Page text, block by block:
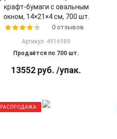
крафт-бумаги с овальным
окном, 14×21×4 cм, 700 шт.
0 отзывов
Артикул: 4916989
Продаётся по 700 шт.
13552 руб. /упак.
РАСПРОДАЖА